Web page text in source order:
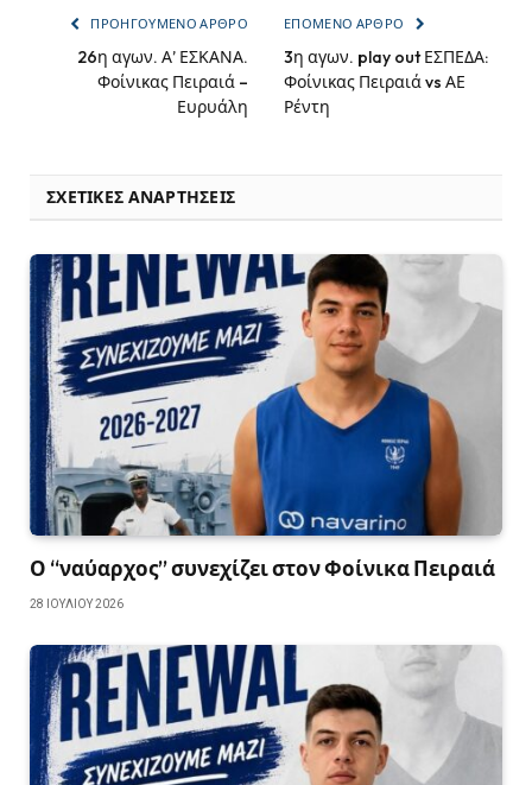
ΠΡΟΗΓΟΎΜΕΝΟ ΆΡΘΡΟ
26η αγων. Α’ ΕΣΚΑΝΑ.
Φοίνικας Πειραιά –
Ευρυάλη
ΕΠΌΜΕΝΟ ΆΡΘΡΟ
3η αγων. play out ΕΣΠΕΔΑ:
Φοίνικας Πειραιά vs ΑΕ
Ρέντη
ΣΧΕΤΙΚΈΣ ΑΝΑΡΤΉΣΕΙΣ
Ο “ναύαρχος” συνεχίζει στον Φοίνικα Πειραιά
28 ΙΟΥΛΊΟΥ 2026